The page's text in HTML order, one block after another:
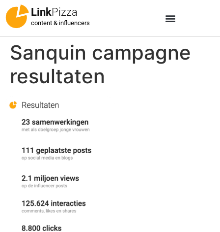
LinkPizza
content & influencers
Sanquin campagne
resultaten